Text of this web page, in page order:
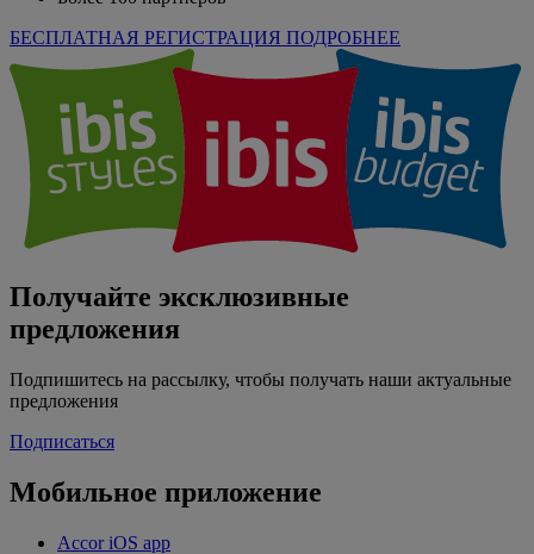
БЕСПЛАТНАЯ РЕГИСТРАЦИЯ ПОДРОБНЕЕ
Получайте эксклюзивные
предложения
Подпишитесь на рассылку, чтобы получать наши актуальные
предложения
Подписаться
Мобильное приложение
Accor iOS app